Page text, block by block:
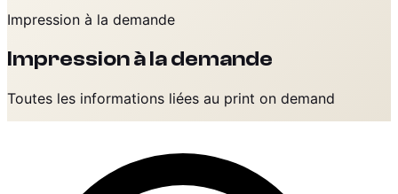
Impression à la demande
Impression à la demande
Toutes les informations liées au print on demand